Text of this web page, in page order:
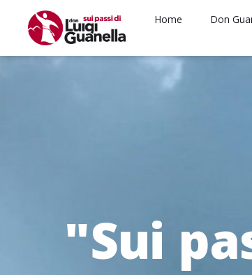
Home Don
"Sui